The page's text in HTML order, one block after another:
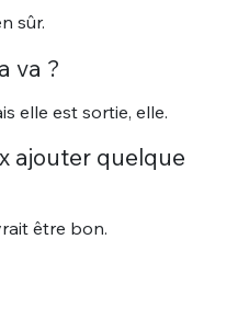
sûr.
va ?
elle est sortie, elle.
ajouter quelque
être bon.